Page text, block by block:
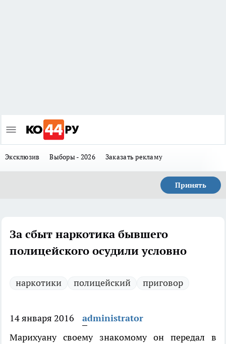
Эксклюзив Выборы - 2026 Заказать рекламу
Принять
За сбыт наркотика бывшего
полицейского осудили условно
наркотики полицейский приговор
14 января 2016
administrator
Марихуану своему знакомому он передал в